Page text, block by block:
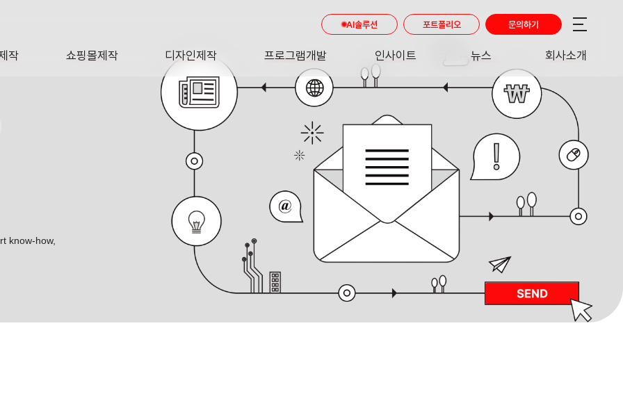
작 쇼핑몰제작 디자인제작
DESIGN
프로그램개발
SOFTWARE
인사이트
INSIGHT
뉴스
NEWS
회사소개
AI솔루션 포트폴리오 문의하기
know-how,